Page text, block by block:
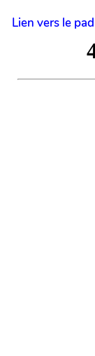
Lien vers le pad